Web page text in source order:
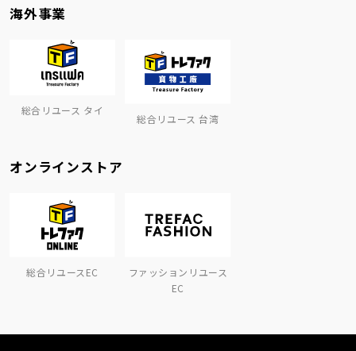
海外事業
総合リユース タイ
総合リユース 台湾
オンラインストア
総合リユースEC
ファッションリユース
EC